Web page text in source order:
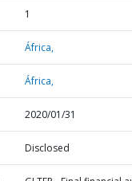
1
África,
África,
2020/01/31
Disclosed